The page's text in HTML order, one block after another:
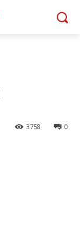
0
3758